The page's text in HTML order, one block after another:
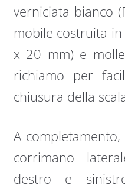
verniciata bianco
mobile costruita in
x 20 mm) e
richiamo per
chiusura della
A
corrimano
destro e